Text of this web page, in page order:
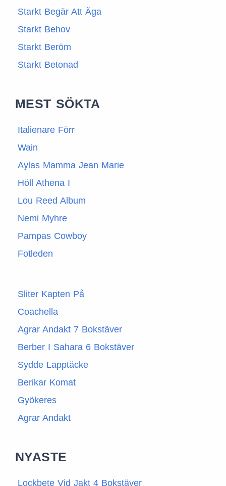
Starkt Begär Att Äga
Starkt Behov
Starkt Beröm
Starkt Betonad
MEST SÖKTA
Italienare Förr
Wain
Aylas Mamma Jean Marie
Höll Athena I
Lou Reed Album
Nemi Myhre
Pampas Cowboy
Fotleden
Sliter Kapten På
Coachella
Agrar Andakt 7 Bokstäver
Berber I Sahara 6 Bokstäver
Sydde Lapptäcke
Berikar Komat
Gyökeres
Agrar Andakt
NYASTE
Lockbete Vid Jakt 4 Bokstäver